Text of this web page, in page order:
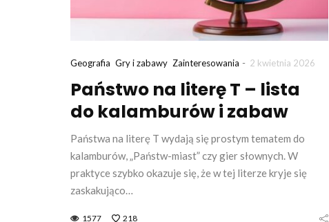
Geografia Gry i zabawy Zainteresowania - 2 kwietnia 2026
Państwo na literę T – lista
do kalamburów i zabaw
Państwa na literę T wydają się prostym tematem do
kalamburów, „Państw-miast” czy gier słownych. W
praktyce szybko okazuje się, że w tej literze kryje się
zaskakująco…
1577 218